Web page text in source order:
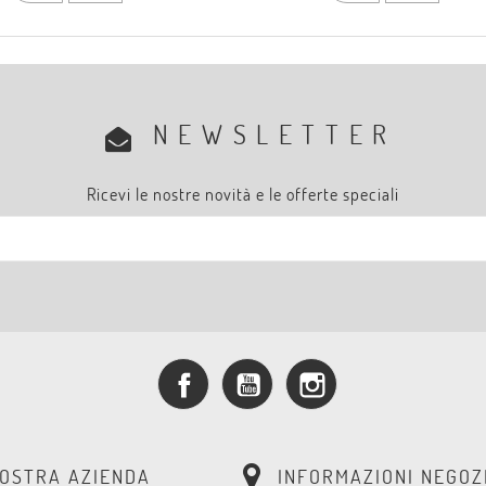
NEWSLETTER
Ricevi le nostre novità e le offerte speciali
Facebook YouTube
AZIENDA INFORMAZIONI